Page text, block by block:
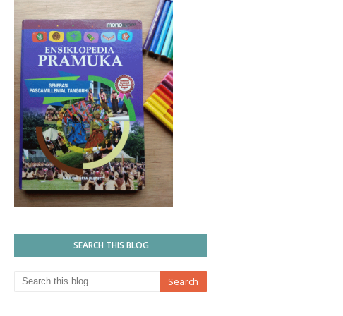
SEARCH THIS BLOG